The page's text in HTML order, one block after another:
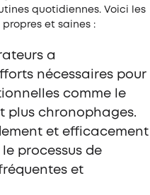
quotidiennes. Voici les
et saines :
a
nécessaires pour
comme le
plus chronophages.
et efficacement
processus de
et